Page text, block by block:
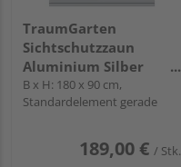
TraumGarten
Sichtschutzzaun
Aluminium Silber
"SYSTEM RHOMBUS"
B x H: 180 x 90 cm,
Standardelement gerade
189,00 € / Stk.